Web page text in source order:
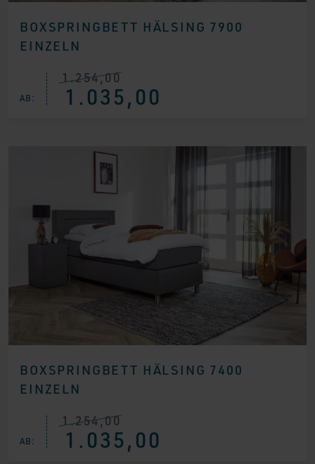
BOXSPRINGBETT HÄLSING 7900
EINZELN
AB:
1.254,00
Ursprünglicher
Preis
war:1.035,00
Aktueller
Preis
ist:
BOXSPRINGBETT HÄLSING 7400
EINZELN
AB:
1.254,00
Ursprünglicher
Preis
war:1.035,00
Aktueller
Preis
ist: